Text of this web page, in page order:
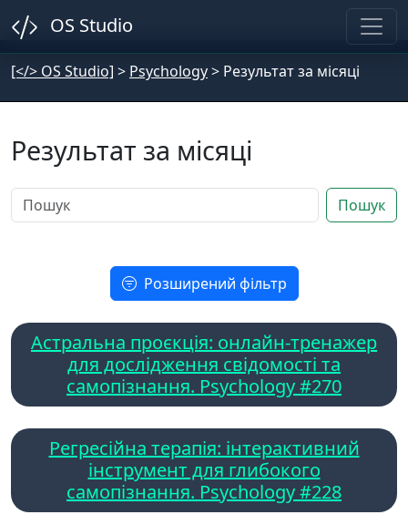
OS Studio
[</> OS Studio] > Psychology> Результат за місяці
Результат за місяці
Пошук
Розширений фільтр
Астральна проєкція: онлайн-тренажер
для дослідження свідомості та
самопізнання. Psychology #270
Регресійна терапія: інтерактивний
інструмент для глибокого
самопізнання. Psychology #228